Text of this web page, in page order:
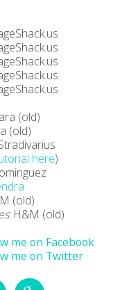
(old)
(old)
here)
(old)
: H&M (old)
me on Facebook
me on Twitter